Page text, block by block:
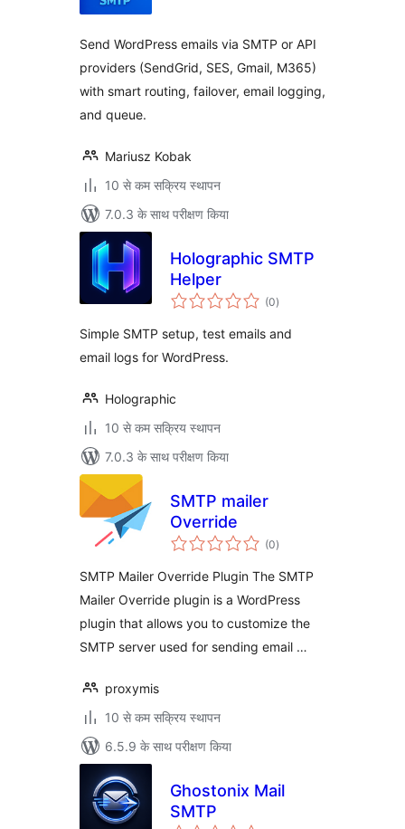
Send WordPress emails via SMTP or API
providers (SendGrid, SES, Gmail, M365)
with smart routing, failover, email logging,
and queue.
Mariusz Kobak
10 से कम सक्रिय स्थापन
7.0.3 के साथ परीक्षण किया
Holographic SMTP
Helper
(0कुल
दर)
Simple SMTP setup, test emails and
email logs for WordPress.
Holographic
10 से कम सक्रिय स्थापन
7.0.3 के साथ परीक्षण किया
SMTP mailer
Override
(0कुल
दर)
SMTP Mailer Override Plugin The SMTP
Mailer Override plugin is a WordPress
plugin that allows you to customize the
SMTP server used for sending email …
proxymis
10 से कम सक्रिय स्थापन
6.5.9 के साथ परीक्षण किया
Ghostonix Mail
SMTP